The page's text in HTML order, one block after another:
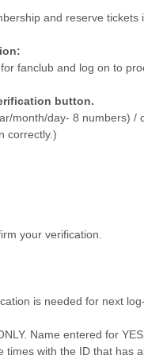
and reserve tickets
fanclub and log on to
button.
month/day- 8 numbers) /
correctly.)
your verification.
is needed for next log-
Name entered for
times with the ID that has